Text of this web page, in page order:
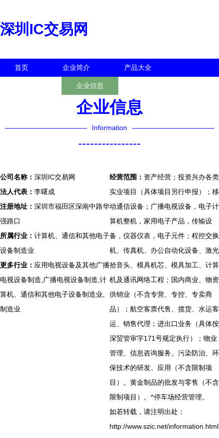
深圳IC交易网
首页 企业简介 产品大全
企业信息
企业信息
Information
----------------
公司名称： 深圳IC交易网
法人代表： 李曙成
注册地址： 深圳市福田区深南中路华
强路口
所属行业： 计算机、通信和其他电子
设备制造业
更多行业： 应用电视设备及其他广播
电视设备制造,广播电视设备制造,计
算机、通信和其他电子设备制造业,
制造业
经营范围： 资产经营；投资兴办各类
实业项目（具体项目另行申报）；移
动通信设备；广播电视设备，电子计
算机整机，家用电子产品，传输设
备，仪器仪表，电子元件；程控交换
机、传真机、办公自动化设备、激光
拾音头、模具机芯、模具加工、计算
机及通讯网络工程；国内商业、物资
供销业（不含专营、专控、专卖商
品）；航空客票代售、揽货、水运客
运、销售代理；进出口业务（具体按
深贸管审字171号规定执行）；物业
管理、信息咨询服务。污染防治、环
保技术的研发、应用（不含限制项
目）。黄金制品的批发与零售（不含
限制项目）。^停车场经营管理。
如若转载，请注明出处：
http://www.szic.net/information.html